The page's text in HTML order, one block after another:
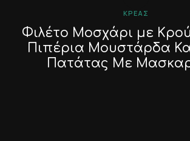
ΚΡΈΑΣ
Φιλέτο Μοσχάρι με
Πιπέρια Μουστάρδα
Πατάτας Με